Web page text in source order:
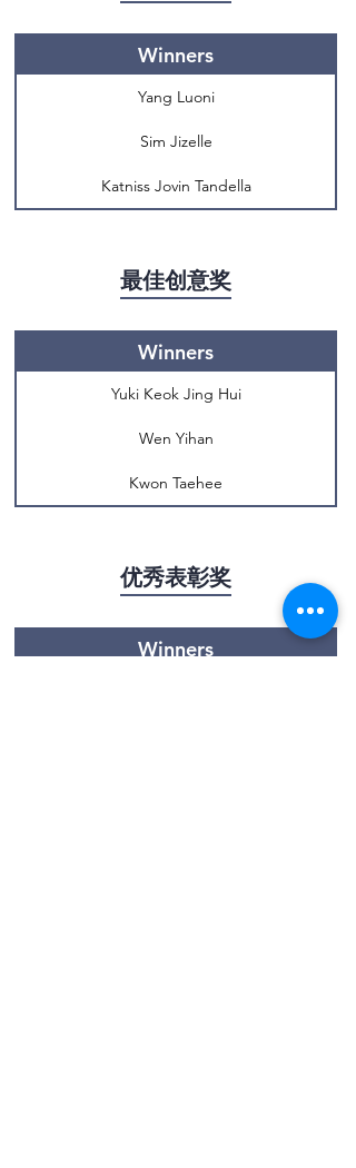
Winners
Yang Luoni
Sim Jizelle
Katniss Jovin Tandella
最佳创意奖
Winners
Yuki Keok Jing Hui
Wen Yihan
Kwon Taehee
优秀表彰奖
Winners